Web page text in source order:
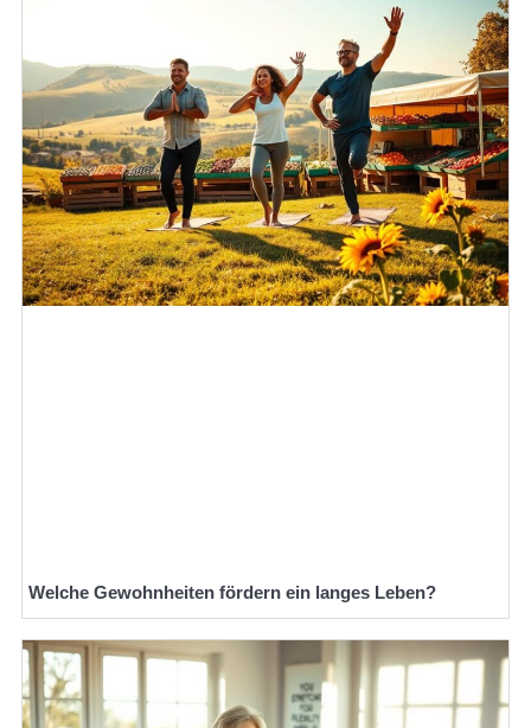
Welche Gewohnheiten fördern ein langes Leben?